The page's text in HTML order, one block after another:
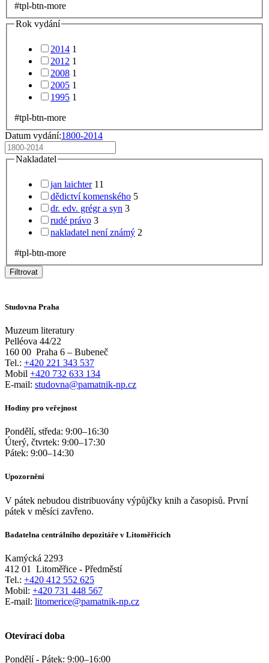
#tpl-btn-more
Rok vydání
2014 1
2012 1
2008 1
2005 1
1995 1
#tpl-btn-more
Datum vydání:1800-2014
Nakladatel
jan laichter 11
dědictví komenského 5
dr. edv. grégr a syn 3
rudé právo 3
nakladatel není známý 2
#tpl-btn-more
Filtrovat
Studovna Praha
Muzeum literatury
Pelléova 44/22
160 00 Praha 6 – Bubeneč
Tel.: +420 221 343 537
Mobil +420 732 633 134
E-mail: studovna@pamatnik-np.cz
Hodiny pro veřejnost
Pondělí, středa: 9:00–16:30
Úterý, čtvrtek: 9:00–17:30
Pátek: 9:00–14:30
Upozornění
V pátek nebudou distribuovány výpůjčky knih a časopisů. První
pátek v měsíci zavřeno.
Badatelna centrálního depozitáře v Litoměřicích
Kamýcká 2293
412 01
Litoměřice - Předměstí
Tel.: +420 412 552 625
Mobil: +420 731 448 567
E-mail: litomerice@pamatnik-np.cz
Otevírací doba
Pondělí - Pátek: 9:00–16:00